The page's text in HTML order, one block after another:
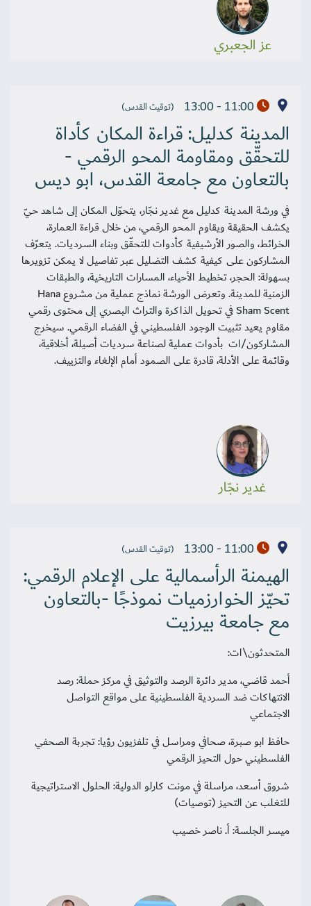
عز الجعبري
11:00 - 13:00 (توقيت القدس)
المدينة كدليل: قراءة المكان كأداة
للتحقّق ومقاومة المحو الرقمي -
بالتعاون مع جامعة القدس، ابو ديس
في ورشة المدينة كدليل مع غدير نجّار، يتحوّل المكان إلى شاهد حيّ
يكشف الحقيقة ويقاوم المحو الرقمي، من خلال قراءة العمارة،
الخرائط، والصور الأرشيفية كأدوات للتحقّق وبناء السرديات. يتعرّف
المشاركون على كيفية كشف التضليل عبر تفاصيل لا يمكن تزويرها
بسهولة: الحجر، تخطيط الأحياء، المسارات التاريخية، والطبقات
الزمنية للمدينة. وتعرض الورشة نماذج عملية من مشروع Hana
Sham Scent في تحويل الذاكرة والتراث البصري إلى محتوى رقمي
مقاوم يعيد تثبيت الوجود الفلسطيني في الفضاء الرقمي. سيخرج
المشاركون/ات بأدوات عملية لصناعة سرديات أصيلة، أخلاقية،
وقائمة على الأدلة، قادرة على الصمود أمام الإلغاء والتزييف.
غدير نجّار
11:00 - 13:00 (توقيت القدس)
الهيمنة الرأسمالية على الإعلام الرقمي:
تحيّز الخوارزميات نموذجًا -بالتعاون
مع جامعة بيرزيت
المتحدثون\ات:
أحمد قاضي، مدير دائرة الرصد والتوثيق في مركز حملة: رصد
الانتهاكات ضد السردية الفلسطينية على مواقع التواصل
الاجتماعي
حافظ ابو صبرة، صحافي ومراسل في تلفزيون رؤيا: تجربة الصحفي
الفلسطيني حول التحيز الرقمي
شروق أسعد، مراسلة في مونت كارلو الدولية: الحلول الاستراتيجية
للتغلب عن التحيز (توصيات)
ميسر الجلسة: أ. ناصر خصيب